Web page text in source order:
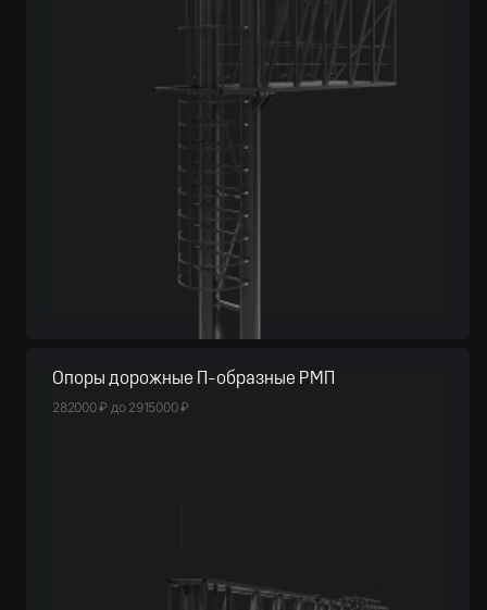
Опоры дорожные П-образные РМП
282000₽ до 2915000₽